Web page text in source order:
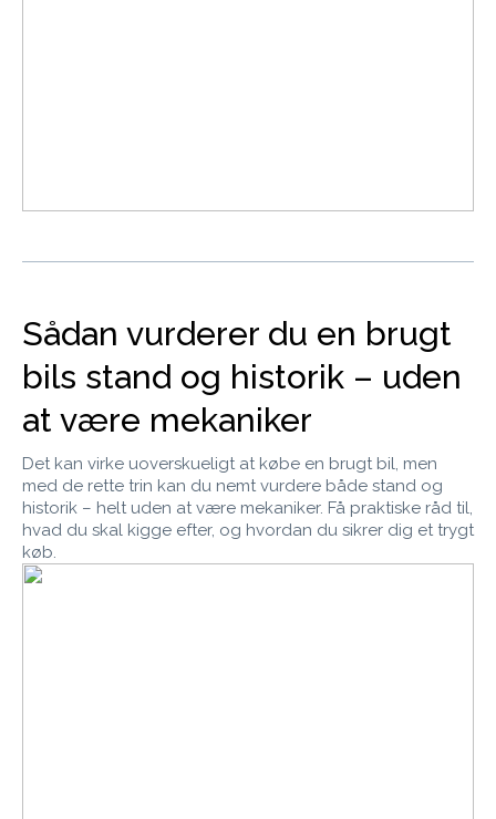
Sådan vurderer du en brugt
bils stand og historik – uden
at være mekaniker
Det kan virke uoverskueligt at købe en brugt bil, men
med de rette trin kan du nemt vurdere både stand og
historik – helt uden at være mekaniker. Få praktiske råd til,
hvad du skal kigge efter, og hvordan du sikrer dig et trygt
køb.